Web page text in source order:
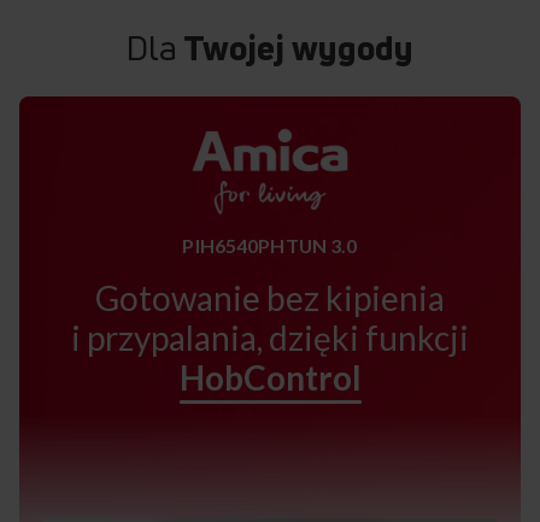
Dla Twojej wygody
PIH6540PHTUN 3.0
Gotowanie bez kipienia
i przypalania, dzięki funkcji
HobControl